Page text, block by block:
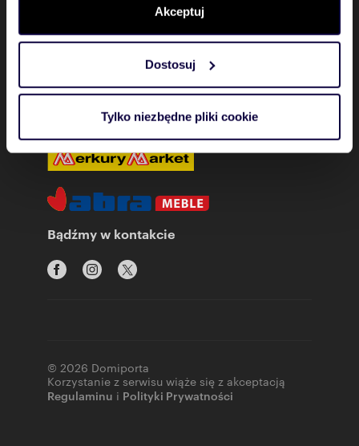
. W Deklaracji plików cookie możesz
zmienić lub wycofać swoją zgodę w dowolnej chwili.
Wykorzystujemy pliki cookie do spersonalizowania treści
i reklam, aby oferować funkcje społecznościowe i
korzystasz z naszej witryny, udostępniamy partnerom
Partnerzy mogą połączyć te informacje z innymi danymi
otrzymanymi od Ciebie lub uzyskanymi podczas
korzystania z ich usług.
Akceptuj
Dostosuj
Tylko niezbędne pliki cookie
Ważne informacje
Zobacz także
Partnerzy
Bądźmy w kontakcie
© 2026 Domiporta
Korzystanie z serwisu wiąże się z akceptacją
Regulaminu i Polityki Prywatności